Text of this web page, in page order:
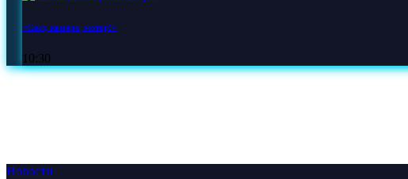
«Свет, камера, мотор!»
10:30
Новости